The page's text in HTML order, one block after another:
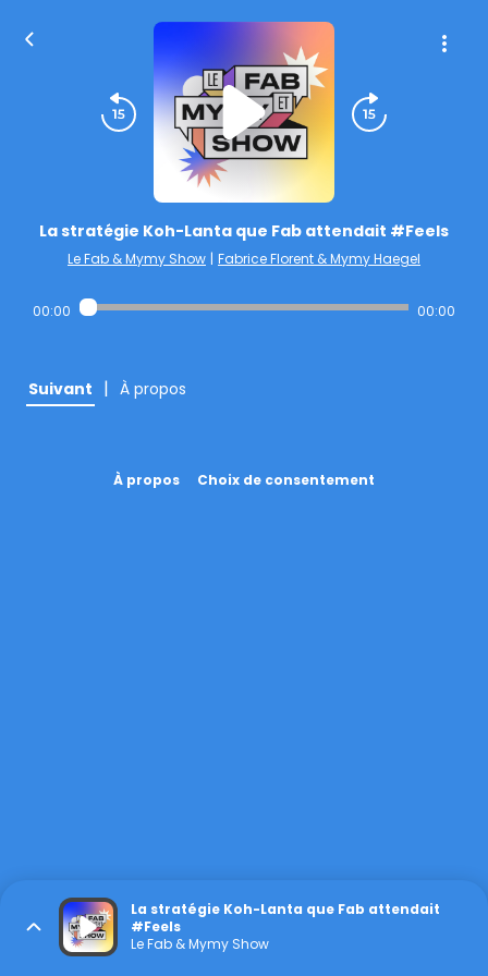
La stratégie Koh-Lanta que Fab attendait #Feels
Le Fab & Mymy Show | Fabrice Florent & Mymy Haegel
00:00 00:00
Suivant | À propos
À propos Choix de consentement
La stratégie Koh-Lanta que Fab attendait
#Feels
Le Fab & Mymy Show